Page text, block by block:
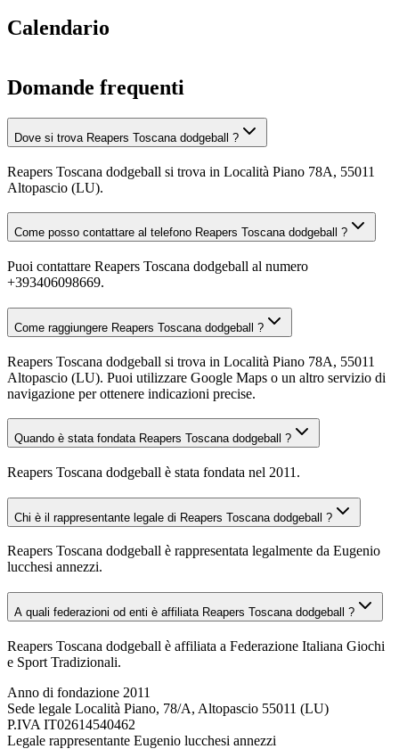
Calendario
Domande frequenti
Dove si trova Reapers Toscana dodgeball ?
Reapers Toscana dodgeball si trova in Località Piano 78A, 55011
Altopascio (LU).
Come posso contattare al telefono Reapers Toscana dodgeball ?
Puoi contattare Reapers Toscana dodgeball al numero
+393406098669.
Come raggiungere Reapers Toscana dodgeball ?
Reapers Toscana dodgeball si trova in Località Piano 78A, 55011
Altopascio (LU). Puoi utilizzare Google Maps o un altro servizio di
navigazione per ottenere indicazioni precise.
Quando è stata fondata Reapers Toscana dodgeball ?
Reapers Toscana dodgeball è stata fondata nel 2011.
Chi è il rappresentante legale di Reapers Toscana dodgeball ?
Reapers Toscana dodgeball è rappresentata legalmente da Eugenio
lucchesi annezzi.
A quali federazioni od enti è affiliata Reapers Toscana dodgeball ?
Reapers Toscana dodgeball è affiliata a Federazione Italiana Giochi
e Sport Tradizionali.
Anno di fondazione 2011
Sede legale Località Piano, 78/A, Altopascio 55011 (LU)
P.IVA IT02614540462
Legale rappresentante Eugenio lucchesi annezzi